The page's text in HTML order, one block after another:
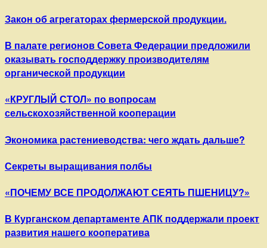
Закон об агрегаторах фермерской продукции.
В палате регионов Совета Федерации предложили
оказывать господдержку производителям
органической продукции
​«КРУГЛЫЙ СТОЛ» по вопросам
сельскохозяйственной кооперации
Экономика растениеводства: чего ждать дальше?
Секреты выращивания полбы
«ПОЧЕМУ ВСЕ ПРОДОЛЖАЮТ СЕЯТЬ ПШЕНИЦУ?»
В Курганском департаменте АПК поддержали проект
развития нашего кооператива